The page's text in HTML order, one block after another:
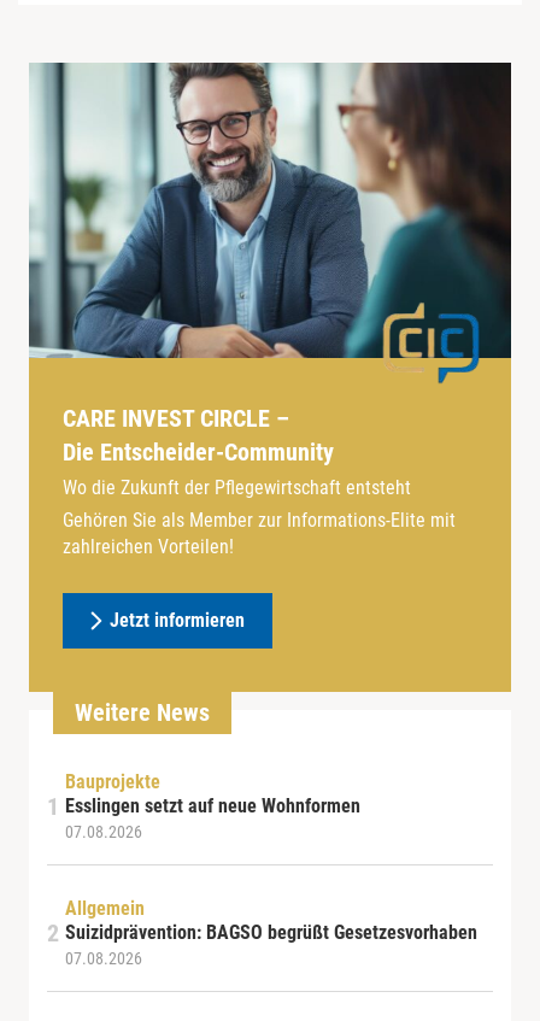
CARE INVEST CIRCLE –
Die Entscheider-Community
Wo die Zukunft der Pflegewirtschaft entsteht
Gehören Sie als Member zur Informations-Elite mit
zahlreichen Vorteilen!
Jetzt informieren
Weitere News
Bauprojekte
Esslingen setzt auf neue Wohnformen
07.08.2026
Allgemein
Suizidprävention: BAGSO begrüßt Gesetzesvorhaben
07.08.2026